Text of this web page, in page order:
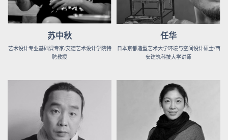
苏中秋
艺术设计专业基础课专家/艾德艺术设计学院特
聘教授
任华
日本京都造型艺术大学环境与空间设计硕士/西
安建筑科技大学讲师